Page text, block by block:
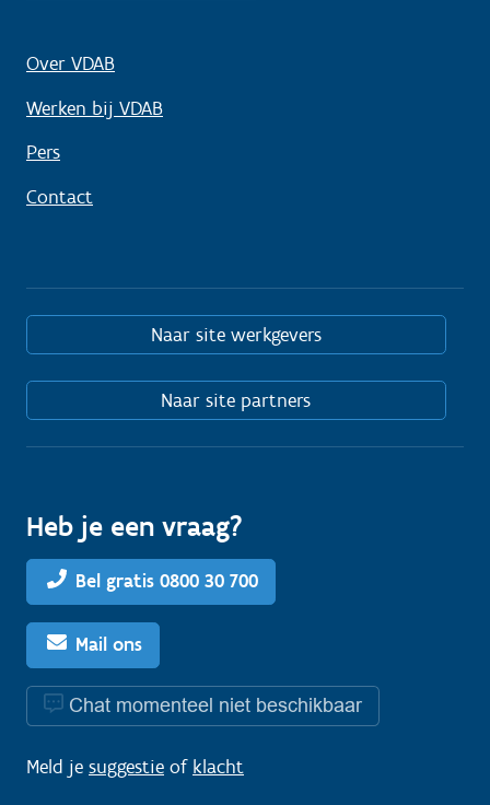
Over VDAB
Werken bij VDAB
Pers
Contact
Naar site werkgevers
Naar site partners
Heb je een vraag?
Bel gratis 0800 30 700
Mail ons
Chat momenteel niet beschikbaar
Meld je suggestie of klacht